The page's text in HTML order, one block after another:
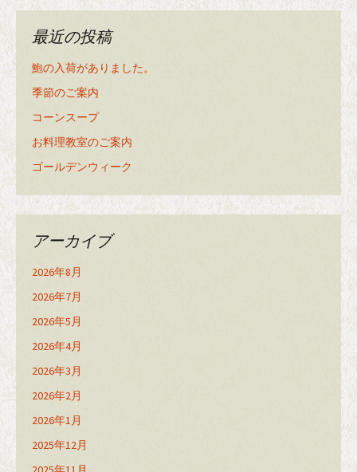
最近の投稿
鮑の入荷がありました。
季節のご案内
コーンスープ
お料理教室のご案内
ゴールデンウィーク
アーカイブ
2026年8月
2026年7月
2026年5月
2026年4月
2026年3月
2026年2月
2026年1月
2025年12月